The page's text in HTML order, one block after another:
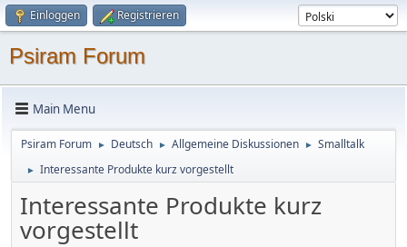
Einloggen Registrieren
Psiram Forum
Main Menu
Psiram Forum ► Deutsch ► Allgemeine Diskussionen ► Smalltalk
► Interessante Produkte kurz vorgestellt
Interessante Produkte kurz
vorgestellt